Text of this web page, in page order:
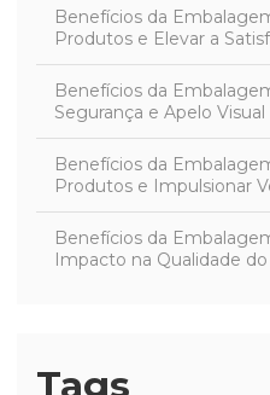
Benefícios da
Produtos e Elevar a
Benefícios da
Segurança e Apelo
Benefícios da
Produtos e Impulsionar
Benefícios da
Impacto na Qualidade
Benefícios da
Tags